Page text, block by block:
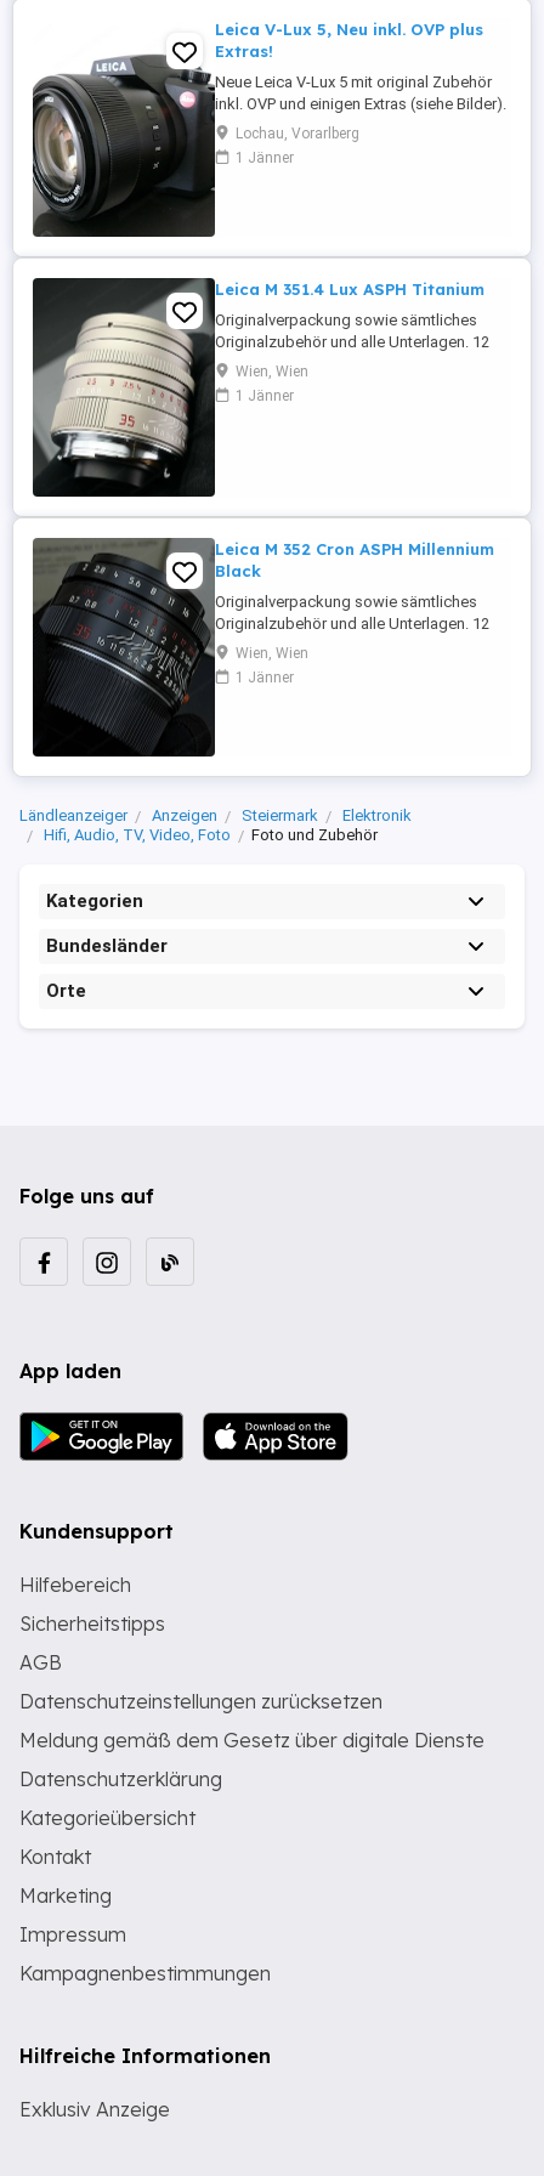
Leica V-Lux 5, Neu inkl. OVP plus
Extras!
Neue Leica V-Lux 5 mit original Zubehör
inkl. OVP und einigen Extras (siehe Bilder).
Die Kamera wurde nur zum Testen aus der
OVP herausgenommen und es wurden
ca.10 Testfotos gemacht. Kam danach
Lochau, Vorarlberg
1 Jänner
Leica M 351.4 Lux ASPH Titanium
Originalverpackung sowie sämtliches
Originalzubehör und alle Unterlagen. 12
Monate Garantie
Wien, Wien
1 Jänner
Leica M 352 Cron ASPH Millennium
Black
Originalverpackung sowie sämtliches
Originalzubehör und alle Unterlagen. 12
Monate Garantie.
Wien, Wien
1 Jänner
Ländleanzeiger Anzeigen Steiermark
Elektronik
Hifi, Audio, TV, Video, Foto
Foto und Zubehör
Kategorien
Bundesländer
Orte
Folge uns auf
App laden
Kundensupport
Hilfebereich
Sicherheitstipps
AGB
Datenschutzeinstellungen zurücksetzen
Meldung gemäß dem Gesetz über digitale Dienste
Datenschutzerklärung
Kategorieübersicht
Kontakt
Marketing
Impressum
Kampagnenbestimmungen
Hilfreiche Informationen
Exklusiv Anzeige